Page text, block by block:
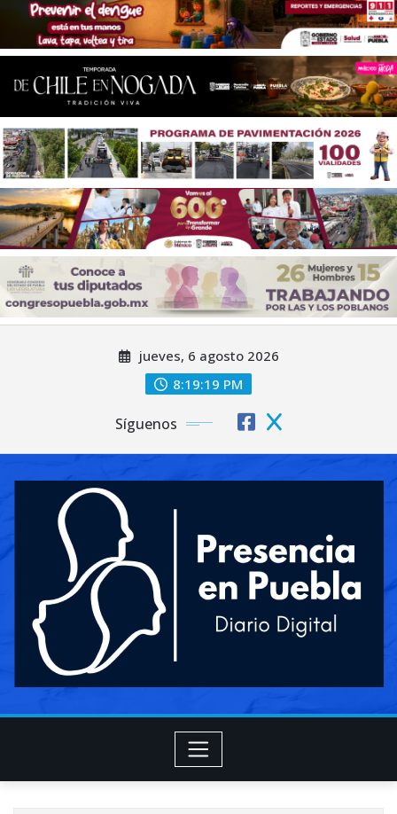
jueves, 6 agosto 2026
8:19:20 PM
Síguenos